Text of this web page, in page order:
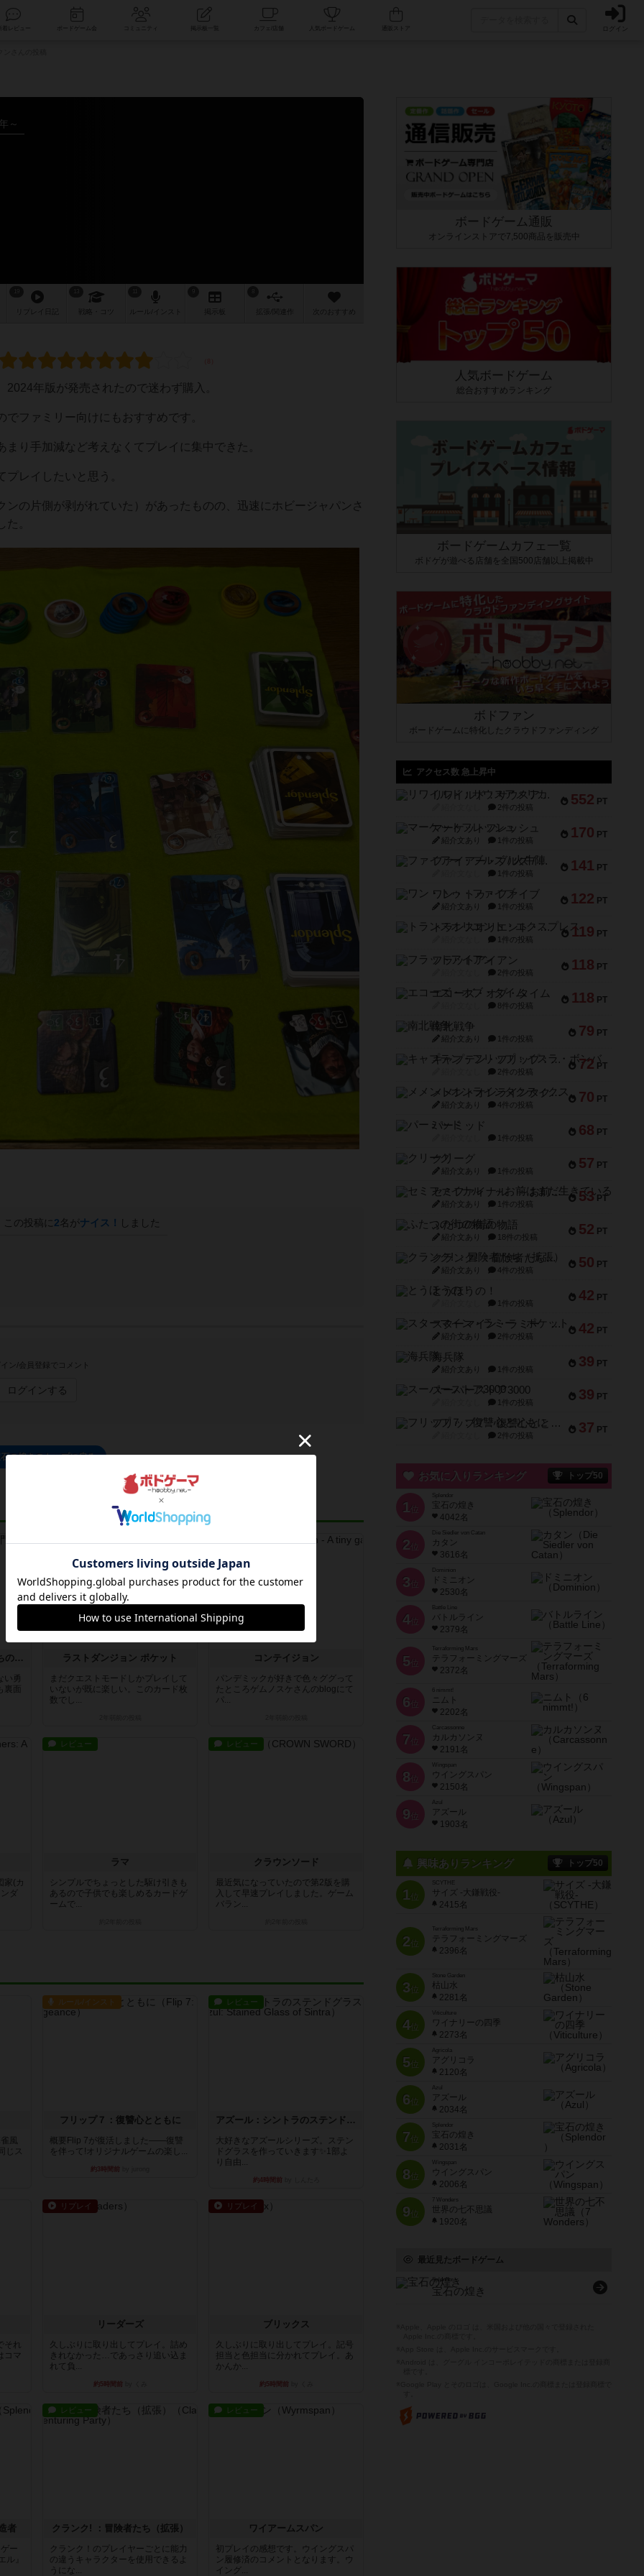
コミュニティ 人気ボードゲーム ログイン
～
戦略 作 次のおすすめ
年版が発売されたので迷わず購入。
ファミリー向けにもおすすめです。
り手加減など考えなくてプレイに集中できた。
レイしたいと思う。
の片側が剥がれていた）があったものの、迅速にホビージャパンさ
。
この投稿に 2名がナイス！ しました
ン/会員登録でコメント
ログインする
の煌きのトップに戻る
カートグラファー：勇者たちの門出
い勇
面
ラストダンジョン ポケット
まだクエストモードしかプレイして
いないが既に楽しい。このカード枚
数でし...
コンテイジョン
パンデミックが好きで色々ググって
たところゲムノスケさんのblogにて
パ...
家(カ
ダ
レビュー
ラマ
シンプルでちょっとした駆け引きも
あるので子供でも楽しめるカードゲ
ームで...
レビュー
クラウンソード
最近気になっていたので第2版を購
入して早速プレイしました。ゲーム
バラン...
風
じス
ルール/インスト
フリップ７：復讐心とともに
概要Flip 7が復活しました――復讐
を伴って!オリジナルゲームの楽し...
約3時間前
レビュー
アズール：シントラのステンドグラス
大好きなアズールシリーズ。ステン
ドグラスを作っていきます✨1部よ
り自由...
約4時間前
それ
コマ
リプレイ
リーダーズ
久しぶりに取り出してプレイ。詰め
きれなかった…であっさり追い込ま
れて負...
約5時間前
リプレイ
ブリックス
久しぶりに取り出してプレイ。記号
担当と色担当に分かれてプレイ。あ
かんか...
約5時間前
者
ー
ル』
レビュー
クランク! ：冒険者たち（拡張）
クランク！のプレイヤーごとに能力
の違うキャラクターを使用できるよ
うにな...
レビュー
ワイアームスパン
初プレイの感想です。ウイングスパ
ン履修済のコメントとなります。ウ
イング...
ボードゲーム通販
オンラインストアで7,500商品を販売中
人気ボードゲーム
総合おすすめランキング
ボードゲームカフェ一覧
ボドゲが遊べる店舗を全国500店舗以上掲載中
ボドファン
ボードゲームに特化したクラウドファンディング
アクセス数 急上昇中
552 PT
リワイルド：サウスアメリカ
2件の投稿
170 PT
マーケットフレッシュ
紹介文あり 1件の投稿
141 PT
ファイアー・ブルズ / 火牛陣
1件の投稿
122 PT
ワン・トゥ・ファイブ
紹介文あり 1件の投稿
119 PT
トランスオリエント・エクスプレス
1件の投稿
118 PT
フラットアイアン
2件の投稿
118 PT
エコーズ・オブ・タイム
8件の投稿
79 PT
南北戦争
紹介文あり 1件の投稿
72 PT
キャプテン・フリップ：イスラ・ボンバ
2件の投稿
70 PT
メメントオンラインタクティクス
紹介文あり 4件の投稿
68 PT
パーミッド
1件の投稿
57 PT
クリーグ
紹介文あり 1件の投稿
53 PT
セミファイナル ～お前はまだ生きている～
紹介文あり 1件の投稿
52 PT
ふたつの街の物語
紹介文あり 18件の投稿
50 PT
クランク! ：冒険者たち（拡張）
紹介文あり 4件の投稿
42 PT
とうほうの！
1件の投稿
42 PT
スターマイン・ラミー ポケット
紹介文あり 2件の投稿
39 PT
海兵隊
紹介文あり 1件の投稿
39 PT
スーパーストア3000
1件の投稿
37 PT
フリップ７：復讐心とともに
2件の投稿
お気に入りランキング トップ50
1 位
宝石の煌き
4042名
2 位
Die Siedler von Catan
カタン
3616名
3 位
ドミニオン
2530名
4位
Battle Line
バトルライン
2379名
5 位
Terraforming Mars
テラフォーミングマーズ
2372名
6 位
ニムト
2202名
7 位
Carcassonne
カルカソンヌ
2191名
8 位
Wingspan
ウイングスパン
2150名
9 位
Azul
アズール
1903名
興味ありランキング トップ50
1位
SCYTHE
サイズ -大鎌戦役-
2415名
2位
Terraforming Mars
テラフォーミングマーズ
2396名
3位
Stone Garden
枯山水
2281名
4位
Viticulture
ワイナリーの四季
2273名
5位
Agricola
アグリコラ
2120名
6位
Azul
アズール
2034名
7位
宝石の煌き
2031名
8位
Wingspan
ウイングスパン
2006名
9位
7 Wonders
世界の七不思議
1920名
最近見たボードゲーム
Splendor
宝石の煌き